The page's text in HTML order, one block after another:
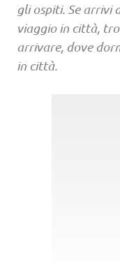
gli ospiti. Se arrivi
viaggio in città,
arrivare, dove
in città.